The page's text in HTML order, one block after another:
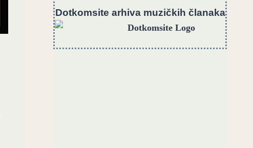
Dotkomsite arhiva muzičkih članaka